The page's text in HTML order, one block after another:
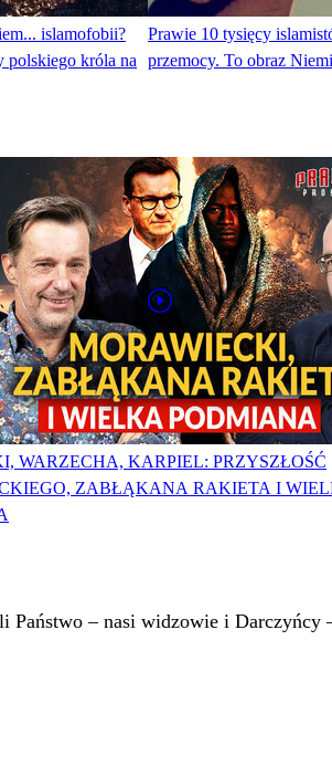
islamofobii?
polskiego króla na
Prawie 10 tysięcy
przemocy. To obraz
WARZECHA, KARPIEL: PRZYSZŁOŚĆ
ZABŁĄKANA RAKIETA I
– nasi widzowie i Darczyńcy